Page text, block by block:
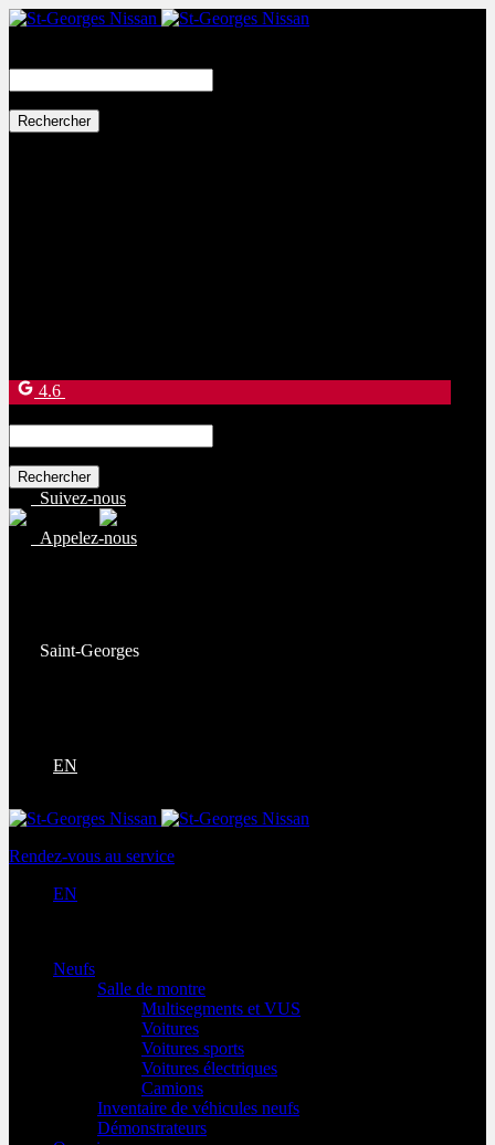
for:
4.6
for:
Suivez-nous
Appelez-nous
Saint-Georges
EN
Rendez-vous au service
EN
Neufs
Salle de montre
Multisegments et VUS
Voitures
Voitures sports
Voitures électriques
Camions
Inventaire de véhicules neufs
Démonstrateurs